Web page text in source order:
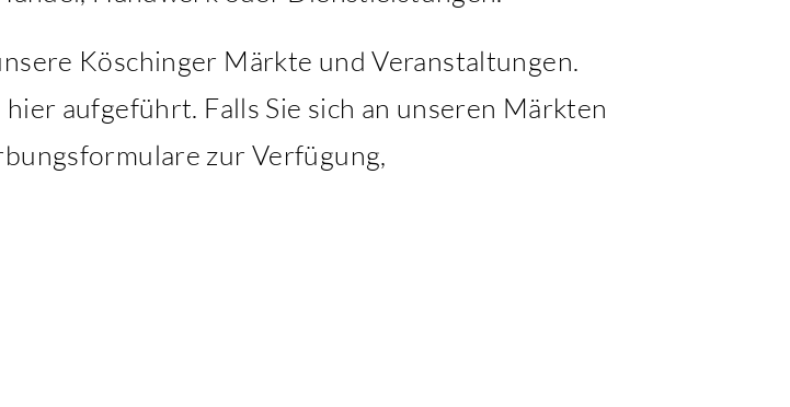
Köschinger Märkte und Veranstaltungen.
aufgeführt. Falls Sie sich an unseren Märkten
zur Verfügung,